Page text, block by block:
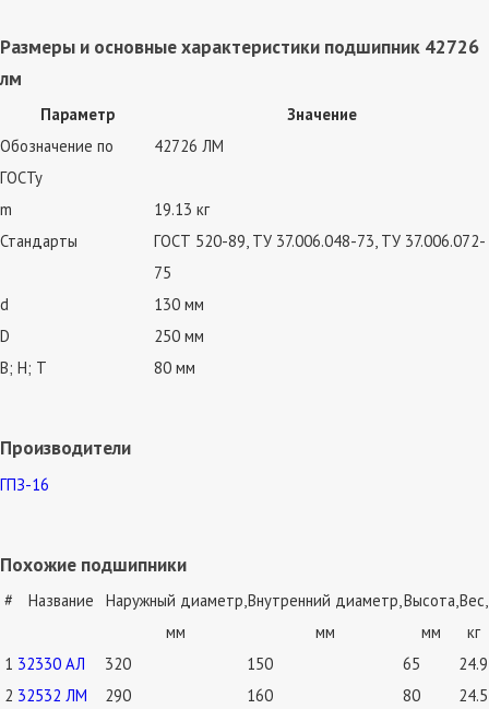
Размеры и основные характеристики подшипник 42726
лм
Параметр
Значение
Обозначение по
ГОСТу
42726 ЛМ
m
19.13 кг
Стандарты
ГОСТ 520-89, ТУ 37.006.048-73, ТУ 37.006.072-
75
d
130 мм
D
250 мм
В; Н; Т
80 мм
Производители
ГПЗ-16
Похожие подшипники
# Название
Наружный диаметр,
мм
Внутренний диаметр,
мм
Высота,
мм
Вес,
кг
1 32330 АЛ 320 150 65
24.9
2 32532 ЛМ 290 160 80
24.5